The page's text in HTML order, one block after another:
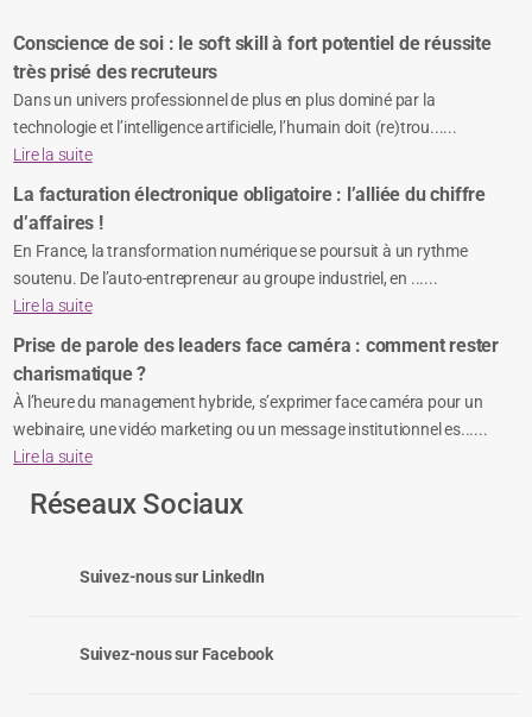
Conscience de soi : le soft skill à fort potentiel de réussite
très prisé des recruteurs
Dans un univers professionnel de plus en plus dominé par la
technologie et l’intelligence artificielle, l’humain doit (re)trou......
Lire la suite
La facturation électronique obligatoire : l’alliée du chiffre
d’affaires !
En France, la transformation numérique se poursuit à un rythme
soutenu. De l’auto-entrepreneur au groupe industriel, en ......
Lire la suite
Prise de parole des leaders face caméra : comment rester
charismatique ?
À l’heure du management hybride, s’exprimer face caméra pour un
webinaire, une vidéo marketing ou un message institutionnel es......
Lire la suite
Réseaux Sociaux
Suivez-nous sur LinkedIn
Suivez-nous sur Facebook